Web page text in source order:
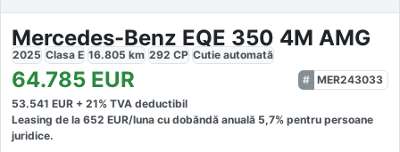
Mercedes-Benz EQE 350 4M AMG
2025 Clasa E 16.805 km 292 CP Cutie automată
64.785 EUR
MER243033
53.541 EUR + 21% TVA deductibil
Leasing de la 652 EUR/luna cu dobăndă anuală 5,7% pentru persoane
juridice.